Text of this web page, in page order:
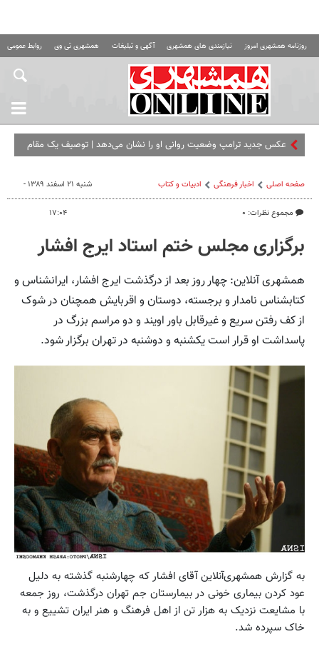
روزنامه همشهری امروز نیازمندی های همشهری آگهی و تبلیغات همشهری تی وی روابط عمومی
عکس جدید ترامپ وضعیت روانی او را نشان می‌دهد | توصیف یک مقام
صفحه اصلی اخبار فرهنگی ادبیات و کتاب
مجموع نظرات: ۰
شنبه ۲۱ اسفند ۱۳۸۹ -
۱۷:۰۴
برگزاری مجلس ختم استاد ایرج افشار
همشهری آنلاین: چهار روز بعد از درگذشت ایرج افشار، ایرانشناس و
کتابشناس نامدار و برجسته،‌ دوستان و اقربایش همچنان در شوک
از کف رفتن سریع و غیرقابل باور اویند و دو مراسم بزرگ در
پاسداشت او قرار است یکشنبه و دوشنبه در تهران برگزار شود.
به گزارش همشهری‌آنلاین آقای افشار که چهارشنبه گذشته به دلیل
عود کردن بیماری خونی در بیمارستان جم تهران درگذشت، روز جمعه
با مشایعت نزدیک به هزار تن از اهل فرهنگ و هنر ایران تشییع و به
خاک سپرده شد.